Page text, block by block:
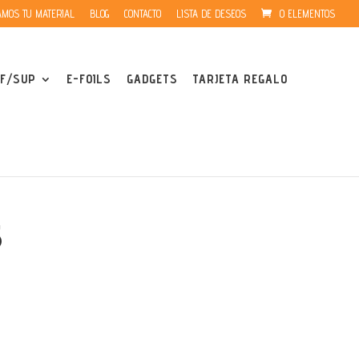
TU MATERIAL BLOG CONTACTO LISTA DE DESEOS 0 ELEMENTOS
SUP E-FOILS GADGETS TARJETA REGALO